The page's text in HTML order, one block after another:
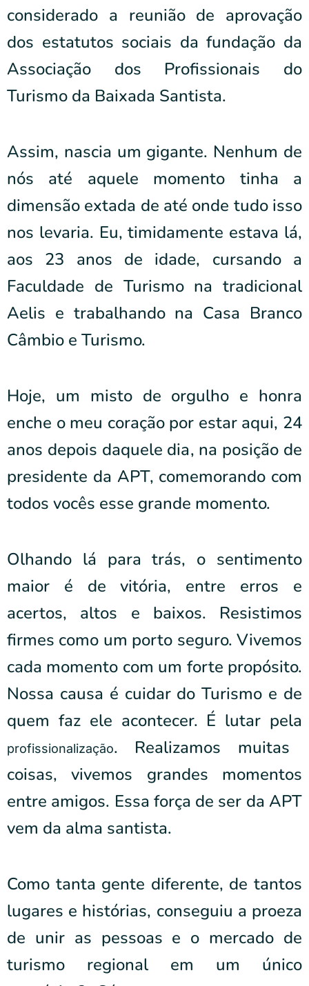
considerado a reunião de aprovação
dos estatutos sociais da fundação da
Associação dos Profissionais do
Turismo da Baixada Santista.
Assim, nascia um gigante. Nenhum de
nós até aquele momento tinha a
dimensão extada de até onde tudo isso
nos levaria. Eu, timidamente estava lá,
aos 23 anos de idade, cursando a
Faculdade de Turismo na tradicional
Aelis e trabalhando na Casa Branco
Câmbio e Turismo.
Hoje, um misto de orgulho e honra
enche o meu coração por estar aqui, 24
anos depois daquele dia, na posição de
presidente da APT, comemorando com
todos vocês esse grande momento.
Olhando lá para trás, o sentimento
maior é de vitória, entre erros e
acertos, altos e baixos. Resistimos
firmes como um porto seguro. Vivemos
cada momento com um forte propósito.
Nossa causa é cuidar do Turismo e de
quem faz ele acontecer. É lutar pela
profissionalização. Realizamos muitas
coisas, vivemos grandes momentos
entre amigos. Essa força de ser da APT
vem da alma santista.
Como tanta gente diferente, de tantos
lugares e histórias, conseguiu a proeza
de unir as pessoas e o mercado de
turismo regional em um único